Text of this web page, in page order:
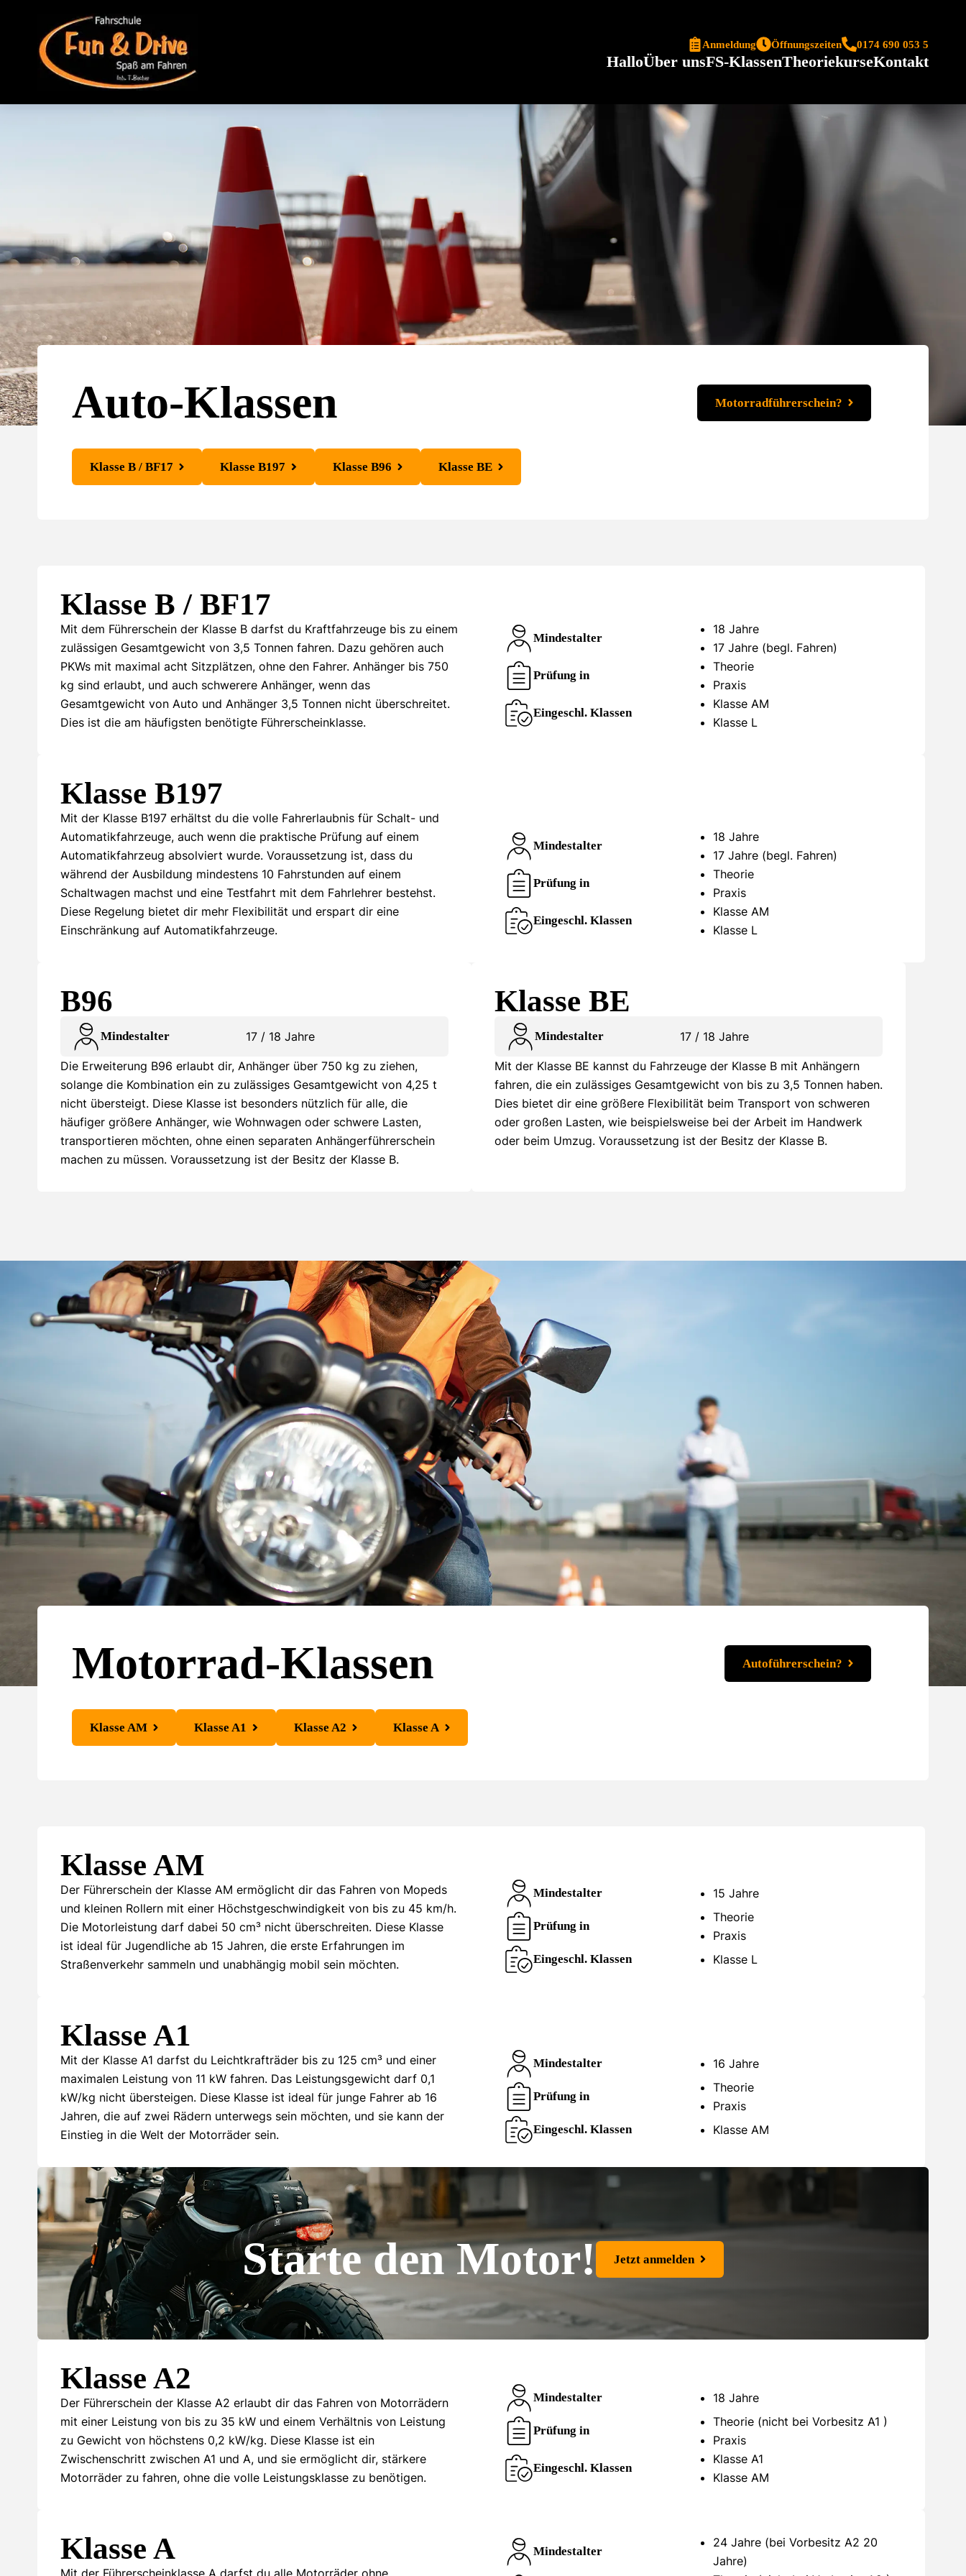
Anmeldung Öffnungszeiten 0174 690 053 5
HalloÜber unsFS-KlassenTheoriekurseKontakt
Auto-Klassen Motorradführerschein?
Klasse B / BF17 Klasse B197 Klasse B96 Klasse BE
Klasse B / BF17
Mit dem Führerschein der Klasse B darfst du Kraftfahrzeuge bis zu einem
zulässigen Gesamtgewicht von 3,5 Tonnen fahren. Dazu gehören auch
PKWs mit maximal acht Sitzplätzen, ohne den Fahrer. Anhänger bis 750
kg sind erlaubt, und auch schwerere Anhänger, wenn das
Gesamtgewicht von Auto und Anhänger 3,5 Tonnen nicht überschreitet.
Dies ist die am häufigsten benötigte Führerscheinklasse.
Mindestalter
18 Jahre
17 Jahre (begl. Fahren)
Prüfung in
Theorie
Praxis
Eingeschl. Klassen
Klasse AM
Klasse L
Klasse B197
Mit der Klasse B197 erhältst du die volle Fahrerlaubnis für Schalt- und
Automatikfahrzeuge, auch wenn die praktische Prüfung auf einem
Automatikfahrzeug absolviert wurde. Voraussetzung ist, dass du
während der Ausbildung mindestens 10 Fahrstunden auf einem
Schaltwagen machst und eine Testfahrt mit dem Fahrlehrer bestehst.
Diese Regelung bietet dir mehr Flexibilität und erspart dir eine
Einschränkung auf Automatikfahrzeuge.
Mindestalter
18 Jahre
17 Jahre (begl. Fahren)
Prüfung in
Theorie
Praxis
Eingeschl. Klassen
Klasse AM
Klasse L
B96
Mindestalter 17 / 18 Jahre
Die Erweiterung B96 erlaubt dir, Anhänger über 750 kg zu ziehen,
solange die Kombination ein zu zulässiges Gesamtgewicht von 4,25 t
nicht übersteigt. Diese Klasse ist besonders nützlich für alle, die
häufiger größere Anhänger, wie Wohnwagen oder schwere Lasten,
transportieren möchten, ohne einen separaten Anhängerführerschein
machen zu müssen. Voraussetzung ist der Besitz der Klasse B.
Klasse BE
Mindestalter 17 / 18 Jahre
Mit der Klasse BE kannst du Fahrzeuge der Klasse B mit Anhängern
fahren, die ein zulässiges Gesamtgewicht von bis zu 3,5 Tonnen haben.
Dies bietet dir eine größere Flexibilität beim Transport von schweren
oder großen Lasten, wie beispielsweise bei der Arbeit im Handwerk
oder beim Umzug. Voraussetzung ist der Besitz der Klasse B.
Motorrad-Klassen Autoführerschein?
Klasse AM Klasse A1 Klasse A2 Klasse A
Klasse AM
Der Führerschein der Klasse AM ermöglicht dir das Fahren von Mopeds
und kleinen Rollern mit einer Höchstgeschwindigkeit von bis zu 45 km/h.
Die Motorleistung darf dabei 50 cm³ nicht überschreiten. Diese Klasse
ist ideal für Jugendliche ab 15 Jahren, die erste Erfahrungen im
Straßenverkehr sammeln und unabhängig mobil sein möchten.
Mindestalter 15 Jahre
Prüfung in
Theorie
Praxis
Eingeschl. Klassen Klasse L
Klasse A1
Mit der Klasse A1 darfst du Leichtkrafträder bis zu 125 cm³ und einer
maximalen Leistung von 11 kW fahren. Das Leistungsgewicht darf 0,1
kW/kg nicht übersteigen. Diese Klasse ist ideal für junge Fahrer ab 16
Jahren, die auf zwei Rädern unterwegs sein möchten, und sie kann der
Einstieg in die Welt der Motorräder sein.
Mindestalter 16 Jahre
Prüfung in
Theorie
Praxis
Eingeschl. Klassen Klasse AM
Starte den Motor! Jetzt anmelden
Klasse A2
Der Führerschein der Klasse A2 erlaubt dir das Fahren von Motorrädern
mit einer Leistung von bis zu 35 kW und einem Verhältnis von Leistung
zu Gewicht von höchstens 0,2 kW/kg. Diese Klasse ist ein
Zwischenschritt zwischen A1 und A, und sie ermöglicht dir, stärkere
Motorräder zu fahren, ohne die volle Leistungsklasse zu benötigen.
Mindestalter 18 Jahre
Prüfung in
Theorie (nicht bei Vorbesitz A1 )
Praxis
Eingeschl. Klassen
Klasse A1
Klasse AM
Klasse A
Mit der Führerscheinklasse A darfst du alle Motorräder ohne
Mindestalter
24 Jahre (bei Vorbesitz A2 20
Jahre)